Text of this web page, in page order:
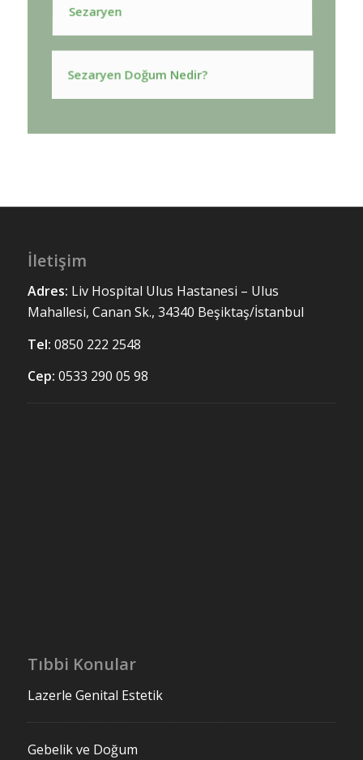
Sezaryen
Sezaryen Doğum Nedir?
İletişim
Adres: Liv Hospital Ulus Hastanesi – Ulus
Mahallesi, Canan Sk., 34340 Beşiktaş/İstanbul
Tel: 0850 222 2548
Cep: 0533 290 05 98
Tıbbi Konular
Lazerle Genital Estetik
Gebelik ve Doğum